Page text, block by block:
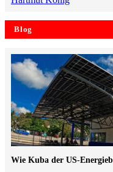
Blog
Wie Kuba der US-